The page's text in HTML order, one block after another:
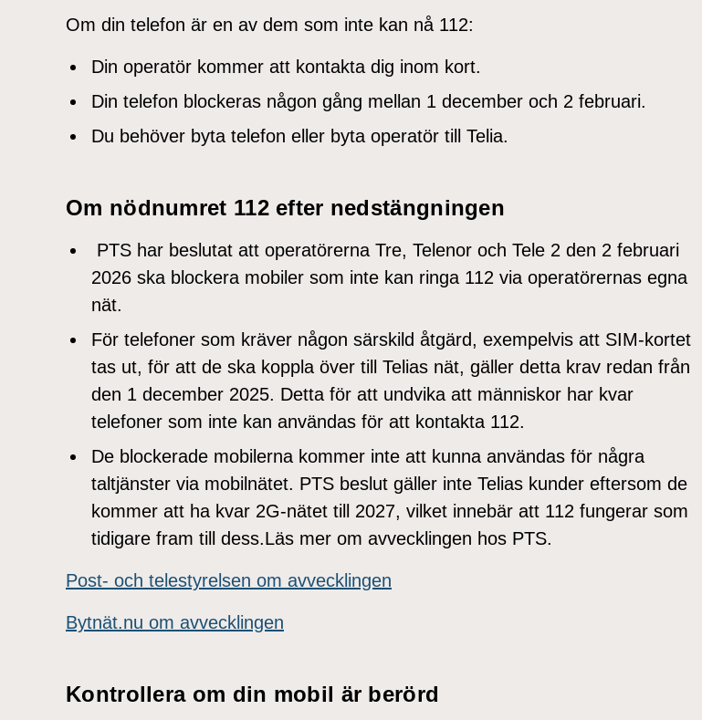
Om din telefon är en av dem som inte kan nå 112:
Din operatör kommer att kontakta dig inom kort.
Din telefon blockeras någon gång mellan 1 december och 2 februari.
Du behöver byta telefon eller byta operatör till Telia.
Om nödnumret 112 efter nedstängningen
PTS har beslutat att operatörerna Tre, Telenor och Tele 2 den 2 februari
2026 ska blockera mobiler som inte kan ringa 112 via operatörernas egna
nät.
För telefoner som kräver någon särskild åtgärd, exempelvis att SIM-kortet
tas ut, för att de ska koppla över till Telias nät, gäller detta krav redan från
den 1 december 2025. Detta för att undvika att människor har kvar
telefoner som inte kan användas för att kontakta 112.
De blockerade mobilerna kommer inte att kunna användas för några
taltjänster via mobilnätet. PTS beslut gäller inte Telias kunder eftersom de
kommer att ha kvar 2G-nätet till 2027, vilket innebär att 112 fungerar som
tidigare fram till dess.Läs mer om avvecklingen hos PTS.
Post- och telestyrelsen om avvecklingen
Bytnät.nu om avvecklingen
Kontrollera om din mobil är berörd